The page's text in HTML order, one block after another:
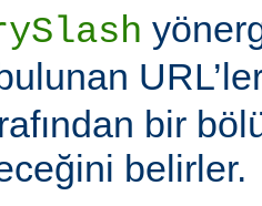
bir
belirler.